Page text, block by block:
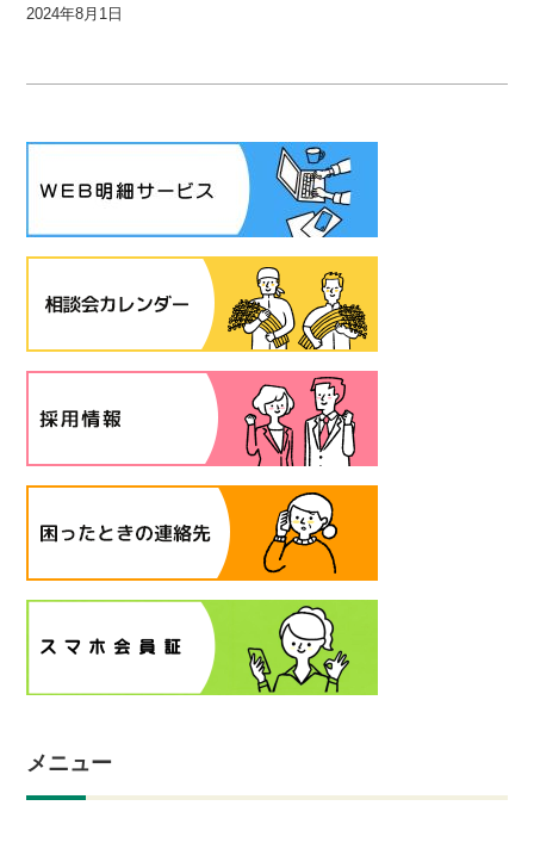
2024年8月1日
メニュー